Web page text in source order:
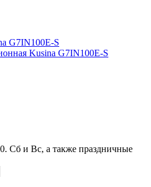
G7IN100E-S
. Сб и Вс, а также праздничные